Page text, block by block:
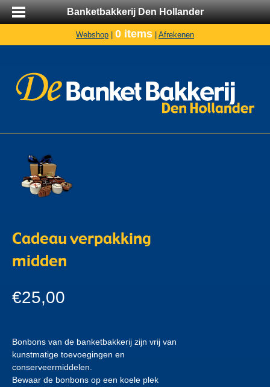
Banketbakkerij Den Hollander
Webshop 0 items Afrekenen
Cadeau verpakking
midden
€25,00
Bonbons van de banketbakkerij zijn vrij van
kunstmatige toevoegingen en
conserveermiddelen.
Bewaar de bonbons op een koele plek